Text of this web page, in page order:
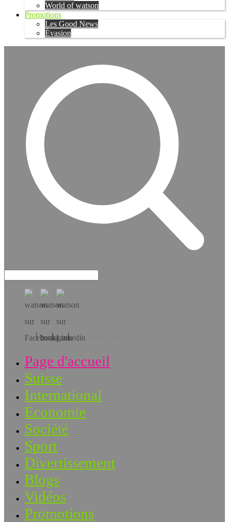
World of watson
Promotions
Les Good News
Évasion
Téléchargez l’app!
Page d'accueil
Suisse
International
Economie
Société
Sport
Divertissement
Blogs
Vidéos
Promotions